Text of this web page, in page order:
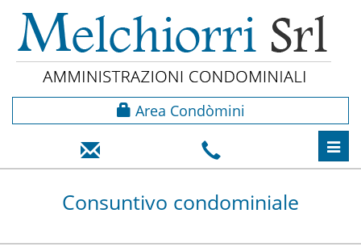
Area Condòmini
Consuntivo condominiale